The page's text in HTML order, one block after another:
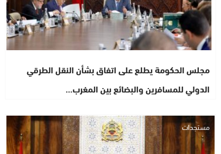
مجلس الحكومة يطلع على اتفاق بشأن النقل الطرقي
الدولي للمسافرين والبضائع بين المغرب…
مستجدات